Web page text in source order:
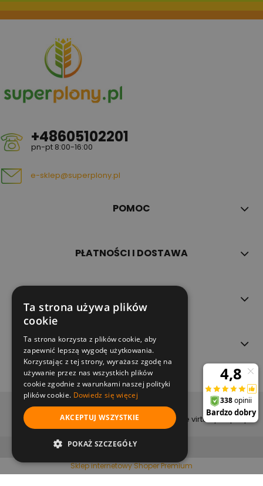
+48605102201
pn-pt 8:00-16:00
e-sklep@superplony.pl
POMOC
PŁATNOŚCI I DOSTAWA
O NAS
copyright (c) 2022
projekt i wykonanie virtualpeople.pl
pokaż pełną wersję strony
Sklep internetowy Shoper Premium
Ta strona używa plików
cookie
Ta strona korzysta z plików cookie, aby
zapewnić lepszą wygodę użytkowania.
Korzystając z tej strony, wyrażasz zgodę na
używanie przez nas wszystkich plików
cookie zgodnie z warunkami naszej polityki
plików cookie. Dowiedz się więcej
AKCEPTUJ WSZYSTKIE
POKAŻ SZCZEGÓŁY